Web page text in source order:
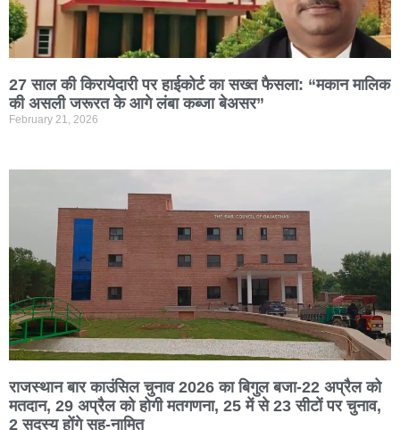
27 साल की किरायेदारी पर हाईकोर्ट का सख्त फैसला: “मकान मालिक
की असली जरूरत के आगे लंबा कब्जा बेअसर”
February 21, 2026
राजस्थान बार काउंसिल चुनाव 2026 का बिगुल बजा-22 अप्रैल को
मतदान, 29 अप्रैल को होगी मतगणना, 25 में से 23 सीटों पर चुनाव,
2 सदस्य होंगे सह-नामित